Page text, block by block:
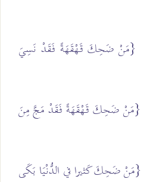
{مَنْ ضَحِكَ قَهْقَهَةً فَقَدْ نَسِيَ
{مَنْ ضَحِكَ قَهْقَهَةً فَقَدْ مَجَّ مِنَ
{مَنْ ضَحِكَ كَثيرا في الدُّنْيَا بَكَى